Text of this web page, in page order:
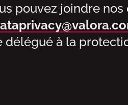
pouvez joindre nos
délégué à la